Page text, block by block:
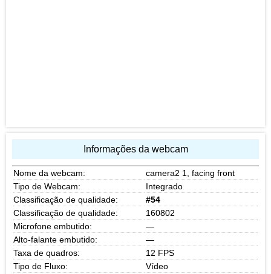
Informações da webcam
Nome da webcam:
camera2 1, facing front
Tipo de Webcam:
Integrado
Classificação de qualidade:
#54
Classificação de qualidade:
160802
Microfone embutido:
—
Alto-falante embutido:
—
Taxa de quadros:
12 FPS
Tipo de Fluxo:
Vídeo